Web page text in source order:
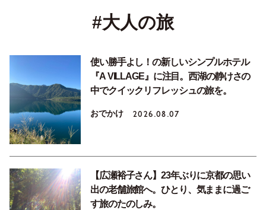
#大人の旅
使い勝手よし！の新しいシンプルホテル
『A VILLAGE』に注目。西湖の静けさの
中でクイックリフレッシュの旅を。
おでかけ 2026.08.07
【広瀬裕子さん】23年ぶりに京都の思い
出の老舗旅館へ。ひとり、気ままに過ご
す旅のたのしみ。